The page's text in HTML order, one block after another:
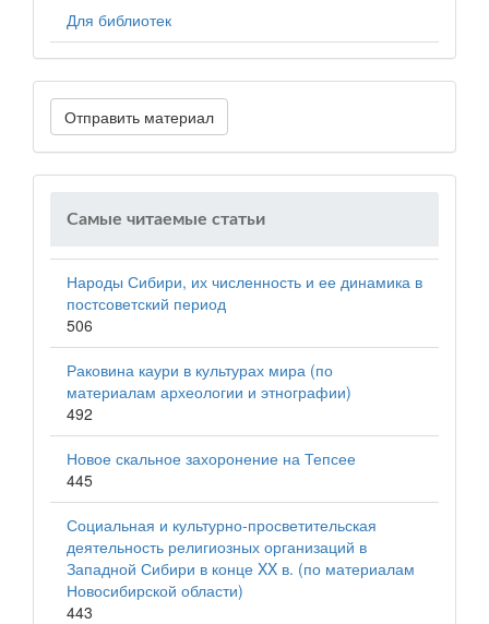
Для библиотек
Отправить материал
Самые читаемые статьи
Народы Сибири, их численность и ее динамика в
постсоветский период
506
Раковина каури в культурах мира (по
материалам археологии и этнографии)
492
Новое скальное захоронение на Тепсее
445
Социальная и культурно-просветительская
деятельность религиозных организаций в
Западной Сибири в конце XX в. (по материалам
Новосибирской области)
443